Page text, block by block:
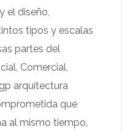
el diseño,
tipos y escalas
partes del
Comercial,
arquitectura
que
al mismo tiempo,